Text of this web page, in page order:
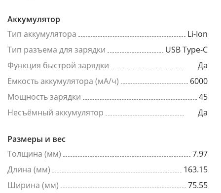
Аккумулятор
Тип аккумулятора
Li-Ion
Тип разъема для зарядки
USB Type-C
Функция быстрой зарядки
Да
Емкость аккумулятора (мА/ч)
6000
Мощность зарядки
45
Несъёмный аккумулятор
Да
Размеры и вес
Толщина (мм)
7.97
Длина (мм)
163.15
Ширина (мм)
75.55